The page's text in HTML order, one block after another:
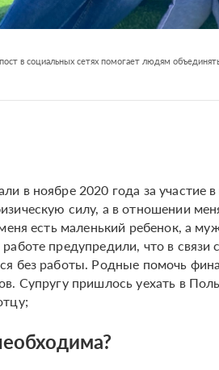
в социальных сетях помогает людям
в ноябре 2020 года за
силу, а в отношении
есть маленький ребенок, а
предупредили, что в
без работы. Родные помочь
Супругу пришлось уехать в